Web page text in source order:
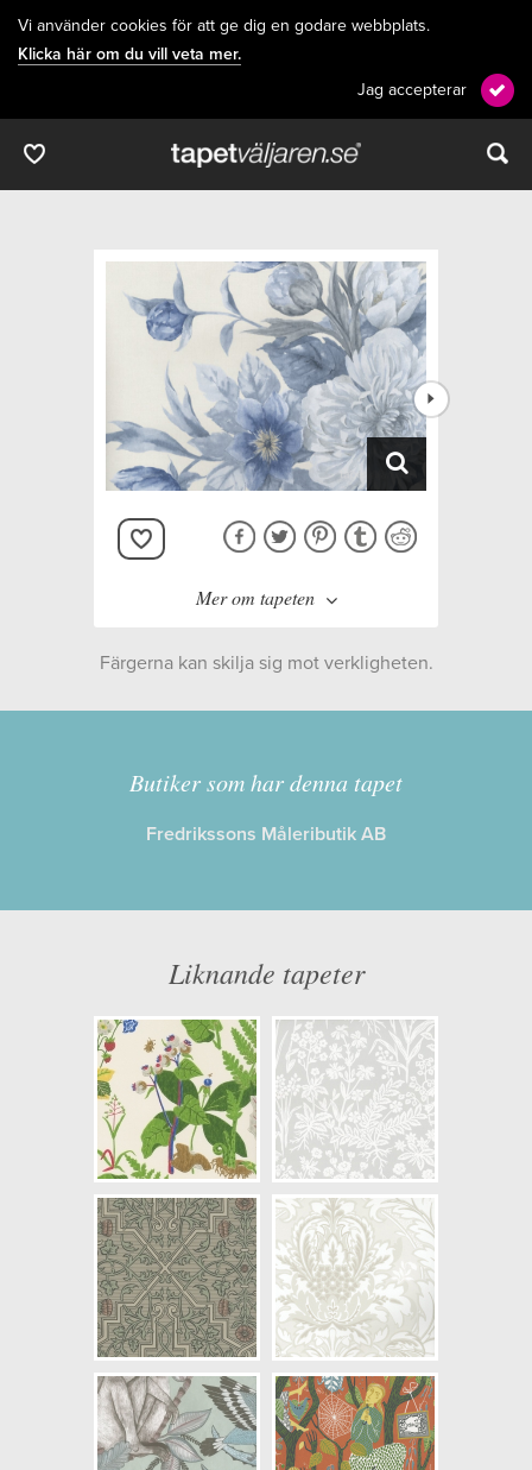
Vi använder cookies för att ge dig en godare webbplats.
Klicka här om du vill veta mer.
Jag accepterar
Mer om tapeten
Kollektion:
Blue & White
Opacitet: Hög
Mönsterhöjd: 0,53
Artikelnummer: 6140
NCS Bottenkulör: S1002-Y20R
Färg: Blå, Vitaktig, Beige
Mönster: Blommig, Växter
Struktur: Slät
Cirkapris: 699,00 kr
(Kontakta din färghandlare för
exakt pris.)
Färgerna kan skilja sig mot verkligheten.
Butiker som har denna tapet
Fredrikssons Måleributik AB
Liknande tapeter